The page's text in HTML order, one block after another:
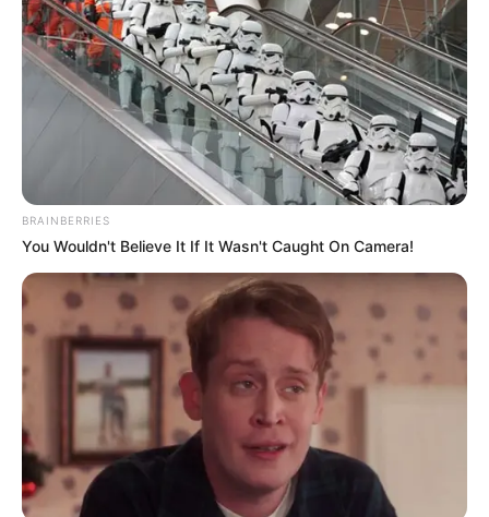
BRAINBERRIES
You Wouldn't Believe It If It Wasn't Caught On Camera!